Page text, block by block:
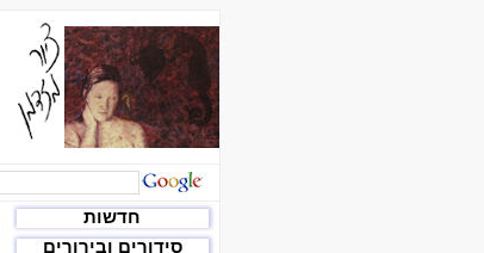
חדשות
סידורים ובירורים